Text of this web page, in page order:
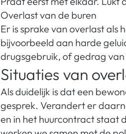
Overlast van de buren
Er is sprake van overlast als
bijvoorbeeld aan harde
drugsgebruik, of gedrag
Situaties van
Als duidelijk is dat een
gesprek. Verandert er
en in het huurcontract staat